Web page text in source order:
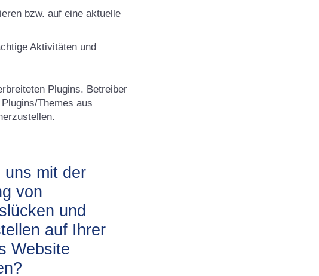
bzw. auf eine aktuelle
Aktivitäten und
Plugins. Betreiber
Themes aus
uns mit der
von
und
auf Ihrer
Website